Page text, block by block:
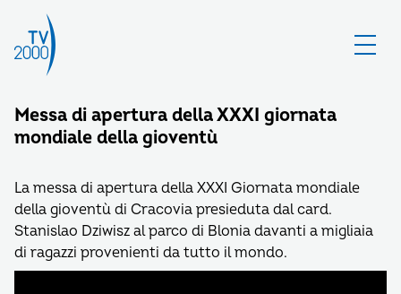
Messa di apertura della XXXI giornata
mondiale della gioventù
La messa di apertura della XXXI Giornata mondiale
della gioventù di Cracovia presieduta dal card.
Stanislao Dziwisz al parco di Blonia davanti a migliaia
di ragazzi provenienti da tutto il mondo.